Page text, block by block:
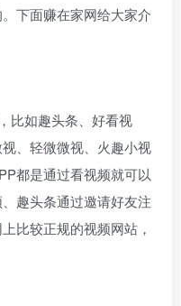
下面赚在家网给大家介
比如趣头条、好看视
、轻微微视、火趣小视
都是通过看视频就可以
趣头条通过邀请好友注
比较正规的视频网站，